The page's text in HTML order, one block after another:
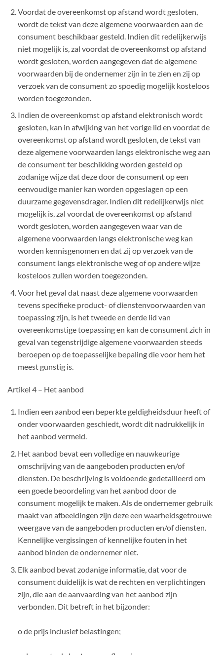
Voordat de overeenkomst op afstand wordt gesloten,
wordt de tekst van deze algemene voorwaarden aan de
consument beschikbaar gesteld. Indien dit redelijkerwijs
niet mogelijk is, zal voordat de overeenkomst op afstand
wordt gesloten, worden aangegeven dat de algemene
voorwaarden bij de ondernemer zijn in te zien en zij op
verzoek van de consument zo spoedig mogelijk kosteloos
worden toegezonden.
Indien de overeenkomst op afstand elektronisch wordt
gesloten, kan in afwijking van het vorige lid en voordat de
overeenkomst op afstand wordt gesloten, de tekst van
deze algemene voorwaarden langs elektronische weg aan
de consument ter beschikking worden gesteld op
zodanige wijze dat deze door de consument op een
eenvoudige manier kan worden opgeslagen op een
duurzame gegevensdrager. Indien dit redelijkerwijs niet
mogelijk is, zal voordat de overeenkomst op afstand
wordt gesloten, worden aangegeven waar van de
algemene voorwaarden langs elektronische weg kan
worden kennisgenomen en dat zij op verzoek van de
consument langs elektronische weg of op andere wijze
kosteloos zullen worden toegezonden.
Voor het geval dat naast deze algemene voorwaarden
tevens specifieke product- of dienstenvoorwaarden van
toepassing zijn, is het tweede en derde lid van
overeenkomstige toepassing en kan de consument zich in
geval van tegenstrijdige algemene voorwaarden steeds
beroepen op de toepasselijke bepaling die voor hem het
meest gunstig is.
Artikel 4 – Het aanbod
Indien een aanbod een beperkte geldigheidsduur heeft of
onder voorwaarden geschiedt, wordt dit nadrukkelijk in
het aanbod vermeld.
Het aanbod bevat een volledige en nauwkeurige
omschrijving van de aangeboden producten en/of
diensten. De beschrijving is voldoende gedetailleerd om
een goede beoordeling van het aanbod door de
consument mogelijk te maken. Als de ondernemer gebruik
maakt van afbeeldingen zijn deze een waarheidsgetrouwe
weergave van de aangeboden producten en/of diensten.
Kennelijke vergissingen of kennelijke fouten in het
aanbod binden de ondernemer niet.
Elk aanbod bevat zodanige informatie, dat voor de
consument duidelijk is wat de rechten en verplichtingen
zijn, die aan de aanvaarding van het aanbod zijn
verbonden. Dit betreft in het bijzonder:
o de prijs inclusief belastingen;